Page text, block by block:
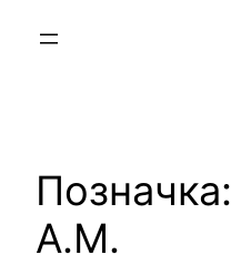
Позначка:
А.М.